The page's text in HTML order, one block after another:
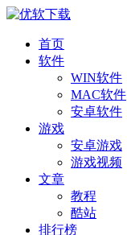
首页
软件
WIN软件
MAC软件
安卓软件
游戏
安卓游戏
游戏视频
文章
教程
酷站
排行榜